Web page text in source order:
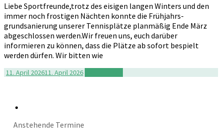
Liebe Sportfreunde,trotz des eisigen langen Winters und den
immer noch frostigen Nächten konnte die Frühjahrs­
grundsanierung unserer Tennisplätze planmäßig Ende März
abge­schlossen werden.Wir freuen uns, euch darüber
informieren zu können, dass die Plätze ab sofort bespielt
werden dürfen. Wir bitten wie
11. April 202611. April 2026
Anstehende Termine